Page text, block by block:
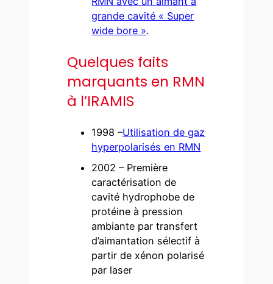
grande cavité « Super
wide bore ».
Quelques faits
marquants en RMN
à l’IRAMIS
1998 –Utilisation de gaz
hyperpolarisés en RMN
2002 – Première
caractérisation de
cavité hydrophobe de
protéine à pression
ambiante par transfert
d’aimantation sélectif à
partir de xénon polarisé
par laser